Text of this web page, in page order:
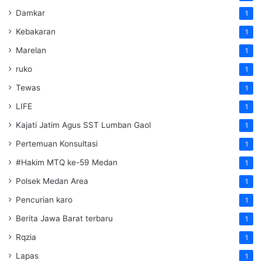
Damkar 1
Kebakaran 1
Marelan 1
ruko 1
Tewas 1
LIFE 1
Kajati Jatim Agus SST Lumban Gaol 1
Pertemuan Konsultasi 1
#Hakim MTQ ke-59 Medan 1
Polsek Medan Area 1
Pencurian karo 1
Berita Jawa Barat terbaru 1
Rqzia 1
Lapas 1